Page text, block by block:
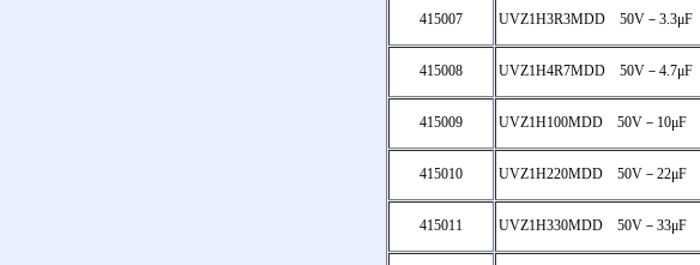
415007 UVZ1H3R3MDD 50V－3.3μF
415008 UVZ1H4R7MDD 50V－4.7μF
415009 UVZ1H100MDD 50V－10μF
415010 UVZ1H220MDD 50V－22μF
415011 UVZ1H330MDD 50V－33μF